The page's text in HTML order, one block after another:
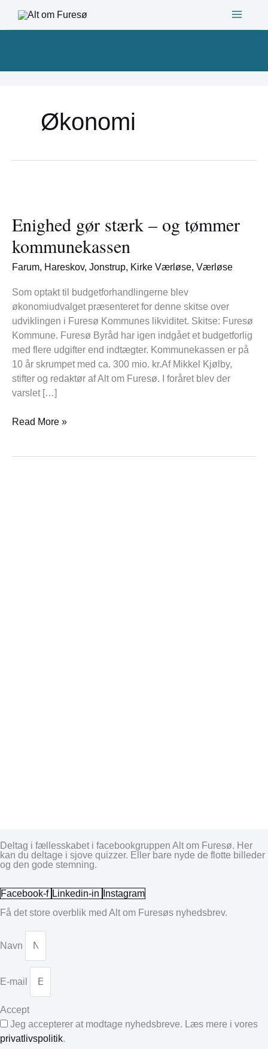
Økonomi
Enighed gør stærk – og tømmer
kommunekassen
Farum, Hareskov, Jonstrup, Kirke Værløse, Værløse
Som optakt til budgetforhandlingerne blev
økonomiudvalget præsenteret for denne skitse over
udviklingen i Furesø Kommunes likviditet. Skitse: Furesø
Kommune. Furesø Byråd har igen indgået et budgetforlig
med flere udgifter end indtægter. Kommunekassen er på
10 år skrumpet med ca. 300 mio. kr.Af Mikkel Kjølby,
stifter og redaktør af Alt om Furesø. I foråret blev der
varslet […]
stærk
–
og
tømmer
Read More »
Deltag i fællesskabet i facebookgruppen Alt om Furesø. Her
kan du deltage i sjove quizzer. Eller bare nyde de flotte billeder
og den gode stemning.
Facebook-f Linkedin-in
Instagram
Få det store overblik med Alt om Furesøs nyhedsbrev.
Navn
E-mail
Accept
Jeg accepterer at modtage nyhedsbreve. Læs mere i vores
privatlivspolitik.